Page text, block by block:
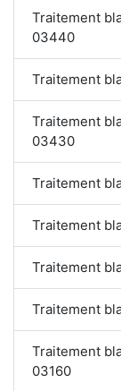
Traitement
03440
Traitement
Traitement
03430
Traitement
Traitement
Traitement
Traitement
Traitement
03160